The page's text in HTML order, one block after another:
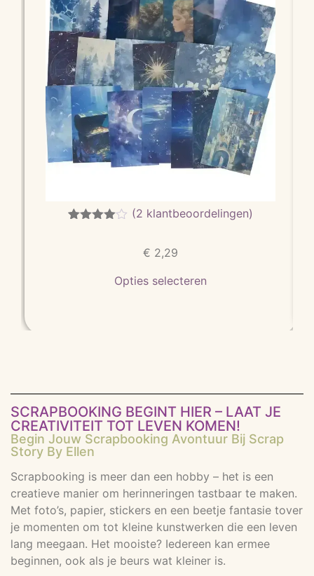
(2 klantbeoordelingen)
€ 2,29
Opties selecteren
SCRAPBOOKING BEGINT HIER – LAAT JE
CREATIVITEIT TOT LEVEN KOMEN!
Begin Jouw Scrapbooking Avontuur Bij Scrap
Story By Ellen
Scrapbooking is meer dan een hobby – het is een
creatieve manier om herinneringen tastbaar te maken.
Met foto’s, papier, stickers en een beetje fantasie tover
je momenten om tot kleine kunstwerken die een leven
lang meegaan. Het mooiste? Iedereen kan ermee
beginnen, ook als je beurs wat kleiner is.